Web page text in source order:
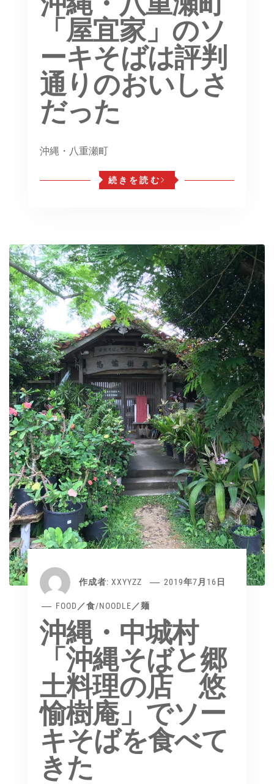
「屋宜家」のソ
ーキそばは評判
通りのおいしさ
だった
沖縄・八重瀬町
続きを読む
作成者: XXYYZZ 2019年7月16日
FOOD／食/NOODLE／麺
沖縄・中城村
「沖縄そばと郷
土料理の店 悠
愉樹庵」でソー
キそばを食べて
きた